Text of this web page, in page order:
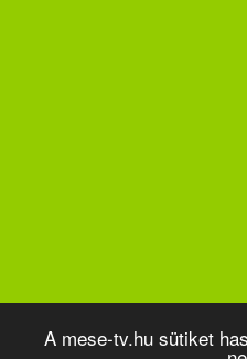
A mese-tv.hu sütiket